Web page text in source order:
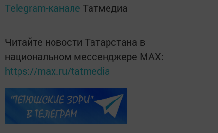
Telegram-канале Татмедиа
Читайте новости Татарстана в
национальном мессенджере MАХ:
https://max.ru/tatmedia